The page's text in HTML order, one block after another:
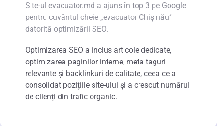
Site-ul evacuator.md a ajuns în top 3 pe Google
pentru cuvântul cheie „evacuator Chișinău”
datorită optimizării SEO.
Optimizarea SEO a inclus articole dedicate,
optimizarea paginilor interne, meta taguri
relevante și backlinkuri de calitate, ceea ce a
consolidat pozițiile site-ului și a crescut numărul
de clienți din trafic organic.